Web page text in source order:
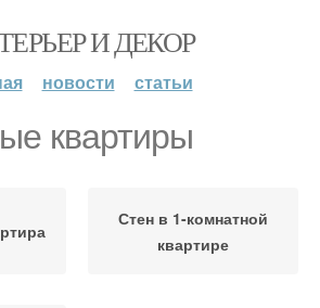
И ДЕКОР
новости статьи
квартиры
Стен в 1-комнатной
квартире